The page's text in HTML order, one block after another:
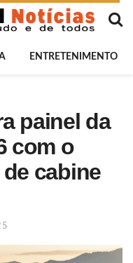
ENTRETENIMENTO
painel da
com o
cabine